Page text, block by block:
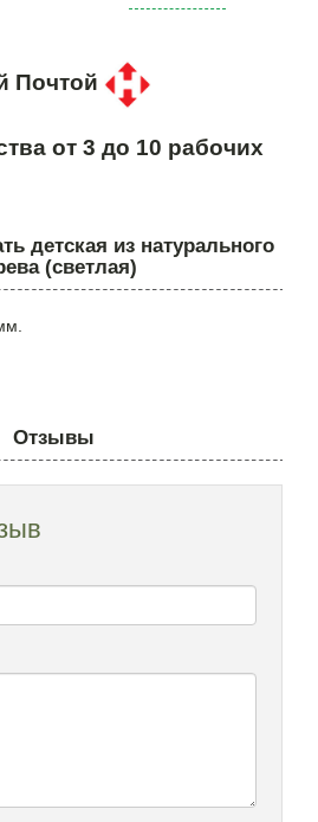
Почтой
от 3 до 10 рабочих
детская из натурального
(светлая)
Отзывы